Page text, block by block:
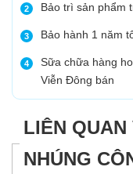
2 Bảo trì sản phẩm
3 Bảo hành 1 năm
4
Sữa chữa hàng
Viễn Đông bán
LIÊN QUAN
NHÚNG